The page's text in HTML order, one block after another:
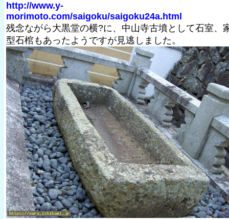
http://www.y-
morimoto.com/saigoku/saigoku24a.html
残念ながら大黒堂の横?に、中山寺古墳として石室、
型石棺もあったようですが見逃しました。